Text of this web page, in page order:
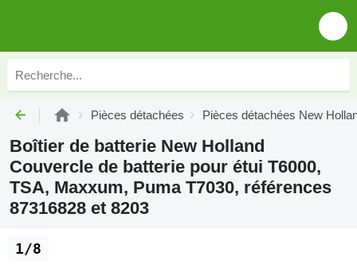
Pièces détachées Pièces détachées New
Boîtier de batterie New Holland
Couvercle de batterie pour étui T6000,
TSA, Maxxum, Puma T7030, références
87316828 et 8203
1/8